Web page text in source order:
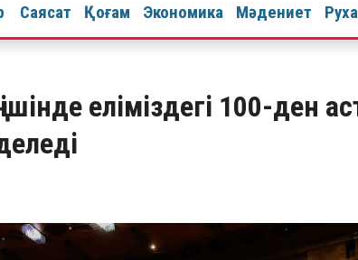
Саясат Қоғам Экономика Мәдениет
еліміздегі 100-ден